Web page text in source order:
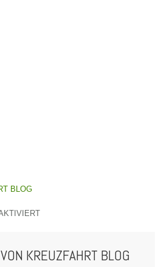
BLOG
KREUZFAHRT BLOG